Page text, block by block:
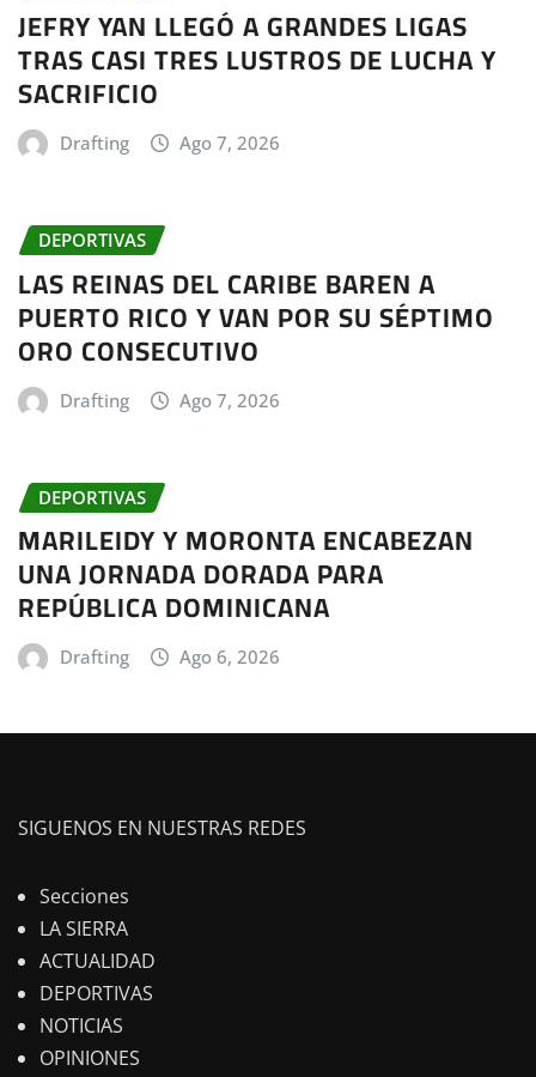
JEFRY YAN LLEGÓ A GRANDES LIGAS
TRAS CASI TRES LUSTROS DE LUCHA Y
SACRIFICIO
Drafting Ago 7, 2026
DEPORTIVAS
LAS REINAS DEL CARIBE BAREN A
PUERTO RICO Y VAN POR SU SÉPTIMO
ORO CONSECUTIVO
Drafting Ago 7, 2026
DEPORTIVAS
MARILEIDY Y MORONTA ENCABEZAN
UNA JORNADA DORADA PARA
REPÚBLICA DOMINICANA
Drafting Ago 6, 2026
SIGUENOS EN NUESTRAS REDES
Secciones
LA SIERRA
ACTUALIDAD
DEPORTIVAS
NOTICIAS
OPINIONES